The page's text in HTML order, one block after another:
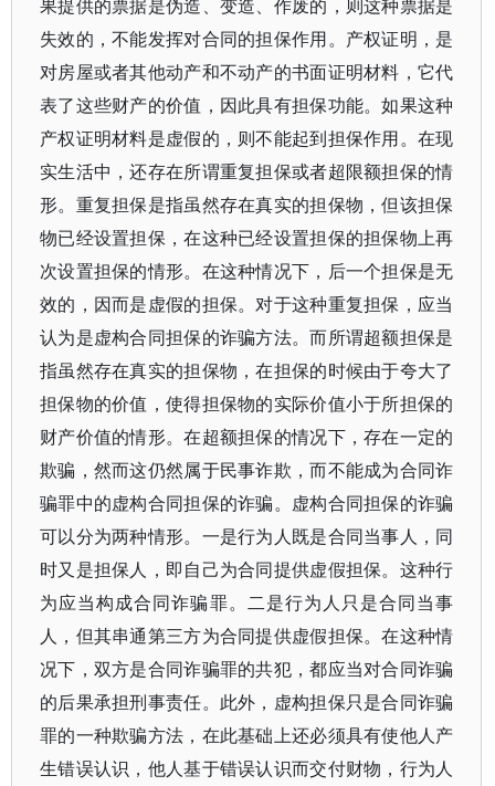
果提供的票据是伪造、变造、作废的，则这种票据是
失效的，不能发挥对合同的担保作用。产权证明，是
对房屋或者其他动产和不动产的书面证明材料，它代
表了这些财产的价值，因此具有担保功能。如果这种
产权证明材料是虚假的，则不能起到担保作用。在现
实生活中，还存在所谓重复担保或者超限额担保的情
形。重复担保是指虽然存在真实的担保物，但该担保
物已经设置担保，在这种已经设置担保的担保物上再
次设置担保的情形。在这种情况下，后一个担保是无
效的，因而是虚假的担保。对于这种重复担保，应当
认为是虚构合同担保的诈骗方法。而所谓超额担保是
指虽然存在真实的担保物，在担保的时候由于夸大了
担保物的价值，使得担保物的实际价值小于所担保的
财产价值的情形。在超额担保的情况下，存在一定的
欺骗，然而这仍然属于民事诈欺，而不能成为合同诈
骗罪中的虚构合同担保的诈骗。虚构合同担保的诈骗
可以分为两种情形。一是行为人既是合同当事人，同
时又是担保人，即自己为合同提供虚假担保。这种行
为应当构成合同诈骗罪。二是行为人只是合同当事
人，但其串通第三方为合同提供虚假担保。在这种情
况下，双方是合同诈骗罪的共犯，都应当对合同诈骗
的后果承担刑事责任。此外，虚构担保只是合同诈骗
罪的一种欺骗方法，在此基础上还必须具有使他人产
生错误认识，他人基于错误认识而交付财物，行为人